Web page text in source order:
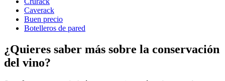
Peso (kg)
Caverack
Buen precio
Botelleros de pared
¿Quieres saber más sobre la conservación
del vino?